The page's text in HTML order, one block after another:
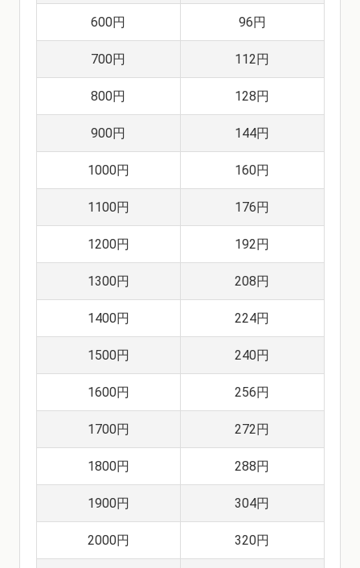
600円 96円
700円 112円
800円 128円
900円 144円
1000円 160円
1100円 176円
1200円 192円
1300円 208円
1400円 224円
1500円 240円
1600円 256円
1700円 272円
1800円 288円
1900円 304円
2000円 320円